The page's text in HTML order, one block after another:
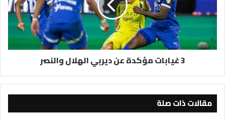
الهلال
3 غيابات مؤكدة عن ديربي الهلال والنصر
مقالات ذات صلة